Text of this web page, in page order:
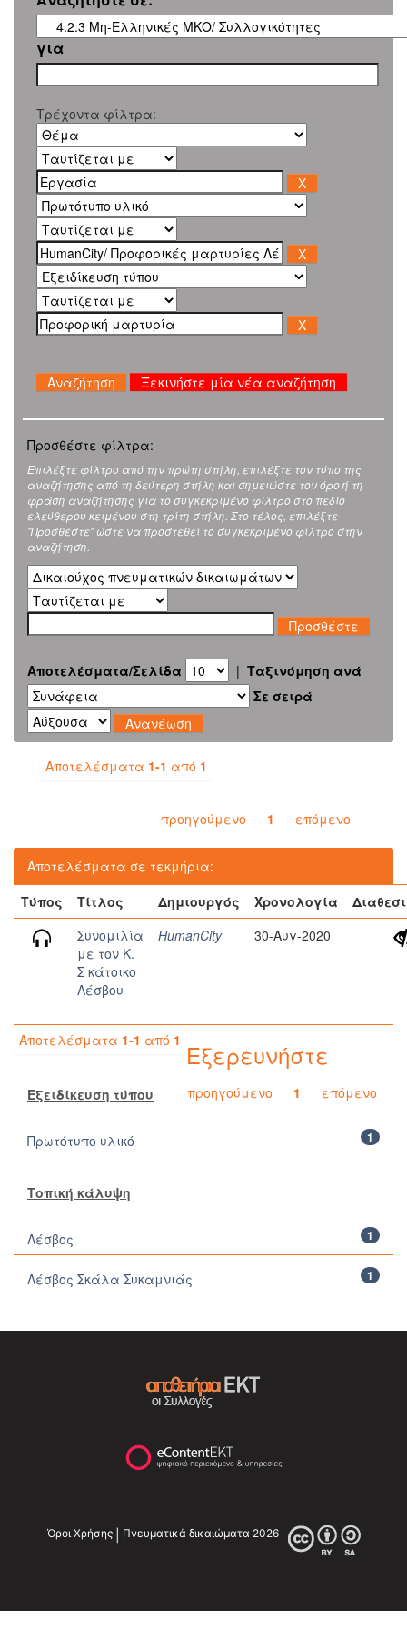
για
Τρέχοντα φίλτρα:
Ξεκινήστε μία νέα αναζήτηση
Προσθέστε φίλτρα:
Επιλέξτε φίλτρο από την πρώτη στήλη, επιλέξτε τον τύπο της
αναζήτησης από τη δεύτερη στήλη και σημειώστε τον όρο ή τη
φράση αναζήτησης για το συγκεκριμένο φίλτρο στο πεδίο
ελεύθερου κειμένου στη τρίτη στήλη. Στο τέλος, επιλέξτε
"Προσθέστε" ώστε να προστεθεί το συγκεκριμένο φίλτρο στην
αναζήτηση.
Αποτελέσματα/Σελίδα | Ταξινόμηση ανά
Σε σειρά
Αποτελέσματα 1-1 από 1
προηγούμενο 1 επόμενο
Αποτελέσματα σε τεκμήρια:
Τύπος
Τίτλος Δημιουργός Χρονολογία
Συνομιλία
με τον Κ.
Σ κάτοικο
Λέσβου
HumanCity 30-Αυγ-2020
Αποτελέσματα 1-1 από 1
προηγούμενο 1 επόμενο
Εξερευνήστε
Εξειδίκευση τύπου
1
Πρωτότυπο υλικό
Τοπική κάλυψη
1
Λέσβος
1
Λέσβος Σκάλα Συκαμνιάς